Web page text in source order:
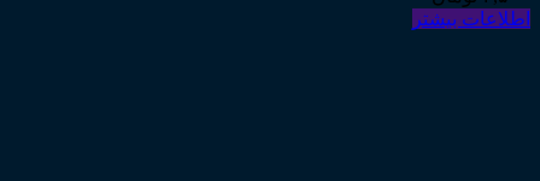
اطلاعات بیشتر